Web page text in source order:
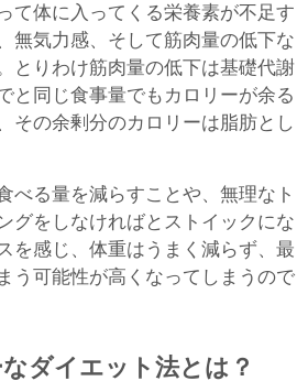
て体に入ってくる栄養素が不足す
無気力感、そして筋肉量の低下な
とりわけ筋肉量の低下は基礎代謝
と同じ食事量でもカロリーが余る
その余剰分のカロリーは脂肪とし
べる量を減らすことや、無理なト
グをしなければとストイックにな
を感じ、体重はうまく減らず、最
う可能性が高くなってしまうので
ダイエット法とは？